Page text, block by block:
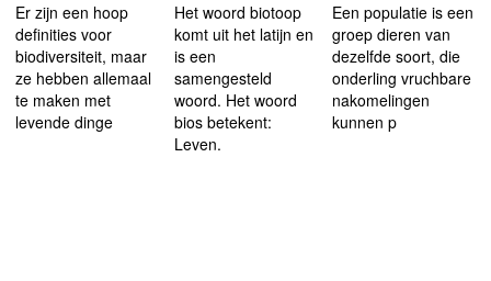
Er zijn een hoop
definities voor
biodiversiteit, maar
ze hebben allemaal
te maken met
levende dinge
Het woord biotoop
komt uit het latijn en
is een
samengesteld
woord. Het woord
bios betekent:
Leven.
Een populatie is een
groep dieren van
dezelfde soort, die
onderling vruchbare
nakomelingen
kunnen p